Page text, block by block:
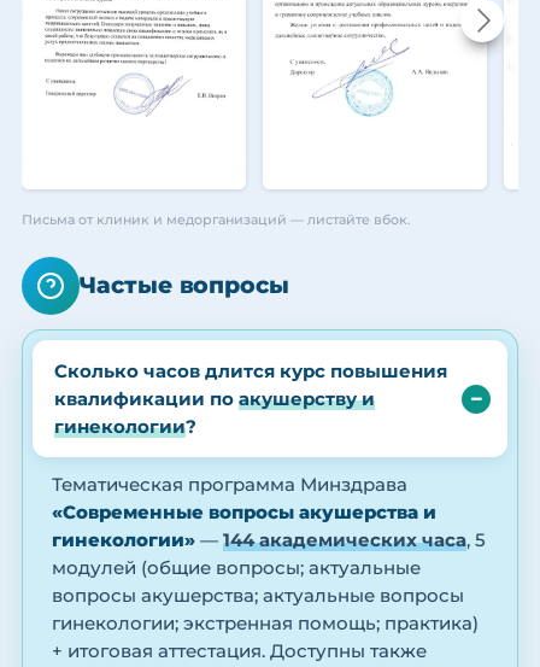
Письма от клиник и медорганизаций — листайте вбок.
Частые вопросы
Сколько часов длится курс повышения
квалификации по акушерству и
гинекологии?
Тематическая программа Минздрава
«Современные вопросы акушерства и
гинекологии» — 144 академических часа, 5
модулей (общие вопросы; актуальные
вопросы акушерства; актуальные вопросы
гинекологии; экстренная помощь; практика)
+ итоговая аттестация. Доступны также